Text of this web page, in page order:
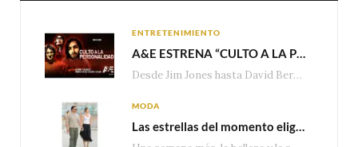
ENTRETENIMIENTO
A&E ESTRENA “CULTO A LA PERSONALIDAD”,LA SERIE SOBRE LOS LÍDERES DE SECTA MÁS SINIESTROS DE LA HISTORIA
Desde Jim Jones hasta David Berg, la producción recorre en seis episodios cómo el carisma,…
MODA
Las estrellas del momento eligen Valentino